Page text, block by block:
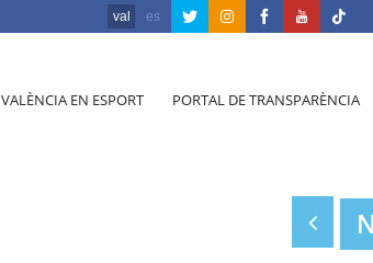
val es
VALÈNCIA EN ESPORT PORTAL DE TRANSPARÈNCIA